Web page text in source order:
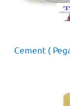
Cement (